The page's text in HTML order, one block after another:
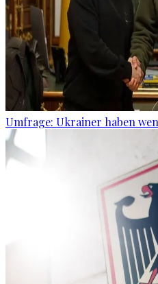
Umfrage: Ukrainer haben